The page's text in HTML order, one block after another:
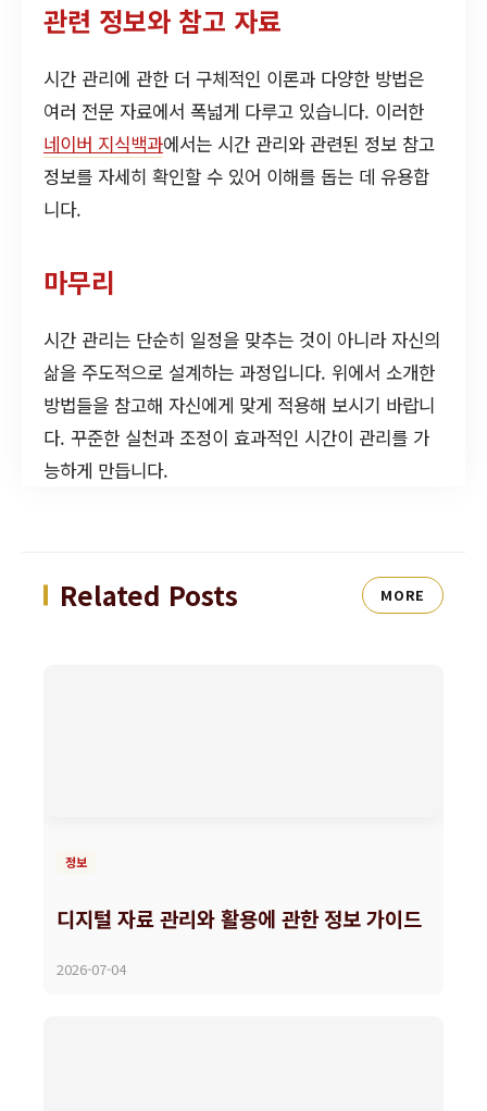
관련 정보와 참고 자료
시간 관리에 관한 더 구체적인 이론과 다양한 방법은
여러 전문 자료에서 폭넓게 다루고 있습니다. 이러한
네이버 지식백과에서는 시간 관리와 관련된 정보 참고
정보를 자세히 확인할 수 있어 이해를 돕는 데 유용합
니다.
마무리
시간 관리는 단순히 일정을 맞추는 것이 아니라 자신의
삶을 주도적으로 설계하는 과정입니다. 위에서 소개한
방법들을 참고해 자신에게 맞게 적용해 보시기 바랍니
다. 꾸준한 실천과 조정이 효과적인 시간이 관리를 가
능하게 만듭니다.
Related Posts MORE
정보
디지털 자료 관리와 활용에 관한 정보 가이드
2026-07-04